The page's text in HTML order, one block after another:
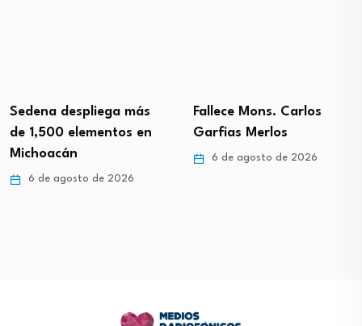
Sedena despliega más
de 1,500 elementos en
Michoacán
6 de agosto de 2026
Fallece Mons. Carlos
Garfias Merlos
6 de agosto de 2026